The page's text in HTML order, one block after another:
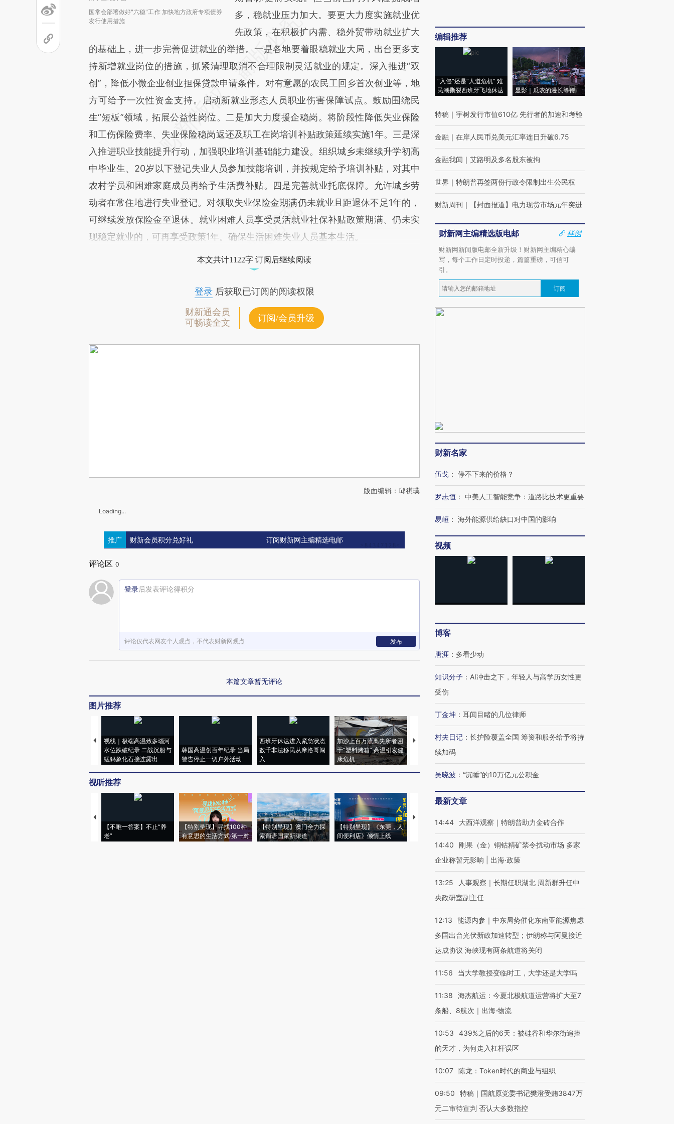
国常会部署做好"六稳"工作 加快地方政府专项债券
发行使用措施
多，稳就业压力加大。要更大力度实施就业优
先政策，在积极扩内需、稳外贸带动就业扩大
的基础上，进一步完善促进就业的举措。一是各地要着眼稳就业大局，出台更多支
持新增就业岗位的措施，抓紧清理取消不合理限制灵活就业的规定。深入推进“双
创”，降低小微企业创业担保贷款申请条件。对有意愿的农民工回乡首次创业等，地
方可给予一次性资金支持。启动新就业形态人员职业伤害保障试点。鼓励围绕民
生“短板”领域，拓展公益性岗位。二是加大力度援企稳岗。将阶段性降低失业保险
和工伤保险费率、失业保险稳岗返还及职工在岗培训补贴政策延续实施1年。三是深
入推进职业技能提升行动，加强职业培训基础能力建设。组织城乡未继续升学初高
中毕业生、20岁以下登记失业人员参加技能培训，并按规定给予培训补贴，对其中
农村学员和困难家庭成员再给予生活费补贴。四是完善就业托底保障。允许城乡劳
动者在常住地进行失业登记。对领取失业保险金期满仍未就业且距退休不足1年的，
可继续发放保险金至退休。就业困难人员享受灵活就业社保补贴政策期满、仍未实
现稳定就业的，可再享受政策1年。确保生活困难失业人员基本生活。
本文共计1122字 订阅后继续阅读
登录后获取已订阅的阅读权限
财新通会员
可畅读全文
订阅/会员升级
版面编辑：邱祺璞
Loading...
推广 财新会员积分兑好礼 订阅财新网主编精选电邮
评论区 0
登录后发表评论得积分
评论仅代表网友个人观点，不代表财新网观点 发布
本篇文章暂无评论
图片推荐
视线｜极端高温致多瑙河
水位跌破纪录 二战沉船与
猛犸象化石接连露出
韩国高温创百年纪录 当局
警告停止一切户外活动
西班牙休达进入紧急状态
数千非法移民从摩洛哥闯
入
加沙上百万流离失所者困
于“塑料烤箱” 高温引发健
康危机
视线｜HYROX的吸金
术：是什么让中产们甘
马航飞行员跨国走私7万
视线｜被称为“蟑螂”的印
视听推荐
【不唯一答案】不止“养
老”
【特别呈现】寻找100种
有意思的生活方式·第一对
【特别呈现】澳门全力探
索葡语国家新渠道
【特别呈现】《东莞，人
间便利店》倾情上线
【推广】走进第四届链博
会，让数智科技“链”接产
【特别呈现】寻找100种
有意思的生活方式·第三对
住三大增长引擎是什么？
编辑推荐
“入侵”还是“人道危机” 难
民潮撕裂西班牙飞地休达
显影｜瓜农的漫长等待
特稿 ｜ 宇树发行市值610亿 先行者的加速和考验
金融 ｜ 在岸人民币兑美元汇率连日升破6.75
金融我闻 ｜ 艾路明及多名股东被拘
世界 ｜ 特朗普再签两份行政令限制出生公民权
财新周刊 ｜ 【封面报道】电力现货市场元年突进
财新网主编精选版电邮
样例
财新网新闻版电邮全新升级！财新网主编精心编
写，每个工作日定时投递，篇篇重磅，可信可
引。
订阅
财新名家
伍戈 ： 停不下来的价格？
罗志恒 ： 中美人工智能竞争：道路比技术更重要
易峘 ： 海外能源供给缺口对中国的影响
视频
博客
唐涯 ： 多看少动
知识分子 ： AI冲击之下，年轻人与高学历女性更
受伤
丁金坤 ： 耳闻目睹的几位律师
村夫日记 ： 长护险覆盖全国 筹资和服务给予将持
续加码
吴晓波 ： “沉睡”的10万亿元公积金
最新文章
14:44 大西洋观察｜特朗普助力金砖合作
14:40
刚果（金）铜钴精矿禁令扰动市场 多家
企业称暂无影响 | 出海·政策
13:25
人事观察｜长期任职湖北 周新群升任中
央政研室副主任
12:13
能源内参｜中东局势催化东南亚能源焦虑
多国出台光伏新政加速转型；伊朗称与阿曼接近
达成协议 海峡现有两条航道将关闭
11:56 当大学教授变临时工，大学还是大学吗
11:38
海杰航运：今夏北极航道运营将扩大至7
条船、8航次｜出海·物流
10:53
439%之后的6天：被硅谷和华尔街追捧
的天才，为何走入杠杆误区
10:07 陈龙：Token时代的商业与组织
09:50
特稿｜国航原党委书记樊澄受贿3847万
元二审待宣判 否认大多数指控